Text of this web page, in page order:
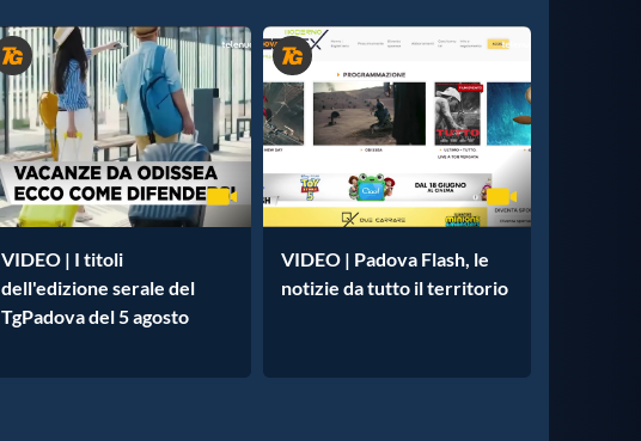
VIDEO | I titoli
dell'edizione serale del
TgPadova del 5 agosto
VIDEO | Padova Flash, le
notizie da tutto il territorio